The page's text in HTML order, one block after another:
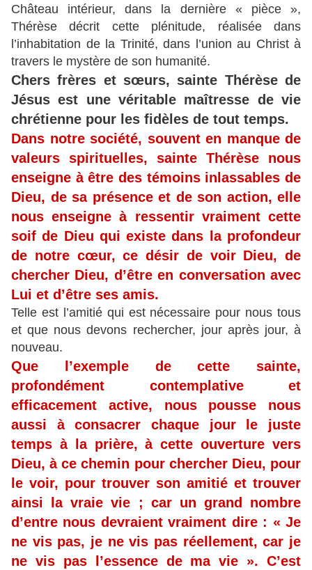
Château intérieur, dans la dernière « pièce »,
Thérèse décrit cette plénitude, réalisée dans
l’inhabitation de la Trinité, dans l’union au Christ à
travers le mystère de son humanité.
Chers frères et sœurs, sainte Thérèse de
Jésus est une véritable maîtresse de vie
chrétienne pour les fidèles de tout temps.
Dans notre société, souvent en manque de
valeurs spirituelles, sainte Thérèse nous
enseigne à être des témoins inlassables de
Dieu, de sa présence et de son action, elle
nous enseigne à ressentir vraiment cette
soif de Dieu qui existe dans la profondeur
de notre cœur, ce désir de voir Dieu, de
chercher Dieu, d’être en conversation avec
Lui et d’être ses amis.
Telle est l’amitié qui est nécessaire pour nous tous
et que nous devons rechercher, jour après jour, à
nouveau.
Que l’exemple de cette sainte,
profondément contemplative et
efficacement active, nous pousse nous
aussi à consacrer chaque jour le juste
temps à la prière, à cette ouverture vers
Dieu, à ce chemin pour chercher Dieu, pour
le voir, pour trouver son amitié et trouver
ainsi la vraie vie ; car un grand nombre
d’entre nous devraient vraiment dire : « Je
ne vis pas, je ne vis pas réellement, car je
ne vis pas l’essence de ma vie ». C’est